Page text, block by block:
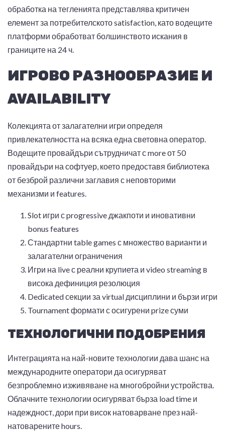
обработка на тегленията представлява критичен
елемент за потребителското satisfaction, като водещите
платформи обработват болшинството искания в
границите на 24 ч.
ИГРОВО РАЗНООБРАЗИЕ И
AVAILABILITY
Колекцията от залагателни игри определя
привлекателността на всяка една световна оператор.
Водещите провайдъри сътрудничат с more от 50
провайдъри на софтуер, което предоставя библиотека
от безброй различни заглавия с неповторими
механизми и features.
Slot игри с progressive джакпоти и иновативни
bonus features
Стандартни table games с множество варианти и
залагателни ограничения
Игри на live с реални крупиета и video streaming в
висока дефиниция резолюция
Dedicated секции за virtual дисциплини и бързи игри
Tournament формати с осигурени prize суми
ТЕХНОЛОГИЧНИ ПОДОБРЕНИЯ
Интеграцията на най-новите технологии дава шанс на
международните оператори да осигуряват
безпроблемно изживяване на многобройни устройства.
Облачните технологии осигуряват бърза load time и
надеждност, дори при висок натоварване през най-
натоварените hours.